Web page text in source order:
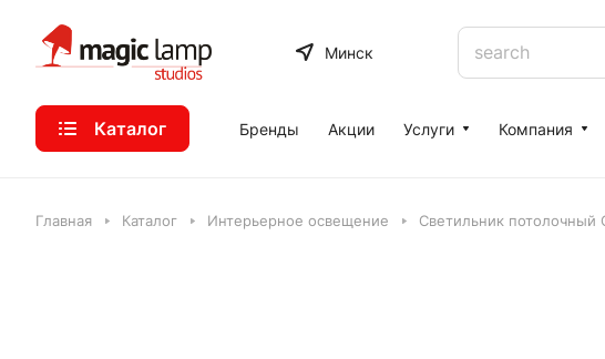
Минск
Каталог Бренды Акции Услуги Компания
Главная Каталог Интерьерное освещение Светильник потолочный